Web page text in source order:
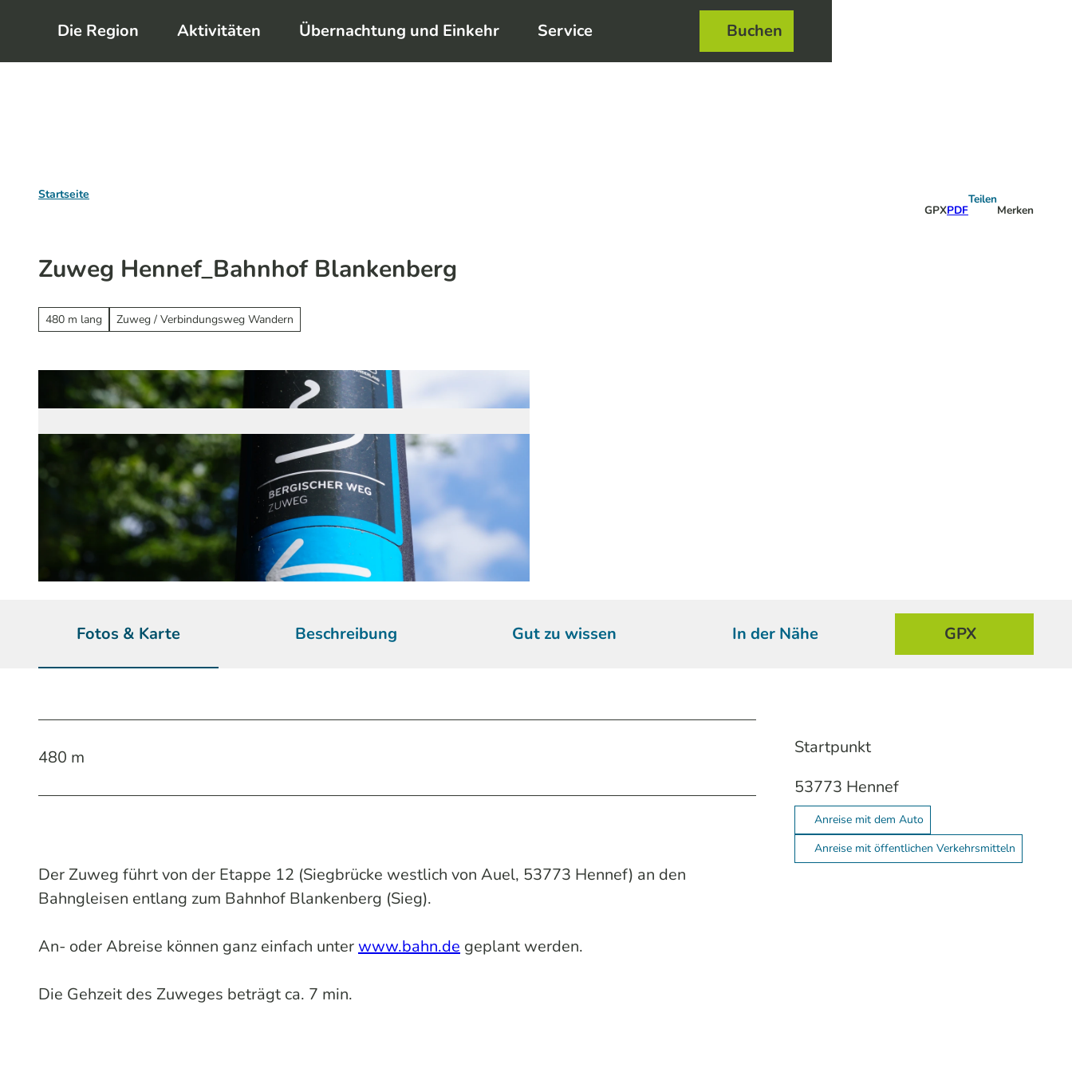
m
Die Region Aktivitäten Übernachtung und Einkehr Service Buchen
Startseite
GPXPDF
Teilen
Merken
Zuweg Hennef_Bahnhof Blankenberg
480 m lang Zuweg / Verbindungsweg Wandern
Fotos & Karte Beschreibung Gut zu wissen In der Nähe GPX
480 m
Der Zuweg führt von der Etappe 12 (Siegbrücke westlich von Auel, 53773 Hennef) an den
Bahngleisen entlang zum Bahnhof Blankenberg (Sieg).
An- oder Abreise können ganz einfach unter www.bahn.de geplant werden.
Die Gehzeit des Zuweges beträgt ca. 7 min.
Startpunkt
53773 Hennef
Anreise mit dem Auto
Anreise mit öffentlichen Verkehrsmitteln